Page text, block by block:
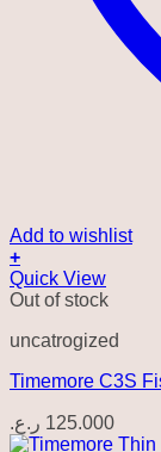
Add to wishlist
+
Quick View
Out of stock
uncatrogized
Timemore C3S
125.000 ر.ع.